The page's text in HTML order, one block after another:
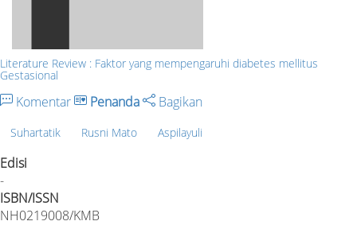
Literature Review : Faktor yang mempengaruhi diabetes mellitus
Gestasional
Komentar Penanda Bagikan
Suhartatik Rusni Mato Aspilayuli
Edisi
-
ISBN/ISSN
NH0219008/KMB